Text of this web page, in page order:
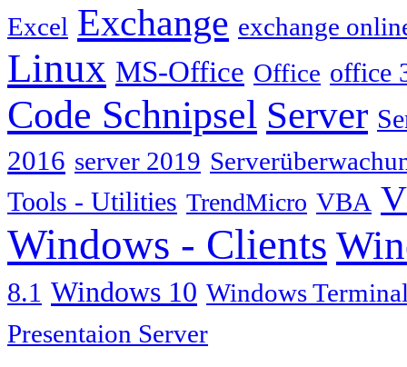
Excel Exchange exchange
Linux MS-Office Office office
Code Schnipsel Server
2016 server 2019
Tools - Utilities TrendMicro VBA
Windows - Clients
8.1 Windows 10 Windows
Presentaion Server